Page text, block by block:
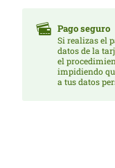
Pago seguro
Si realizas el
datos de la
el
impidiendo
a tus datos